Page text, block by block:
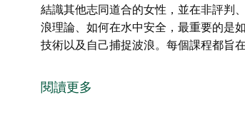
結識其他志同道合的女性，並在非評判
浪理論、如何在水中安全，最重要的是
技術以及自己捕捉波浪。每個課程都旨在
當談到成人學習衝浪時，沒有一刀切的
閱讀更多